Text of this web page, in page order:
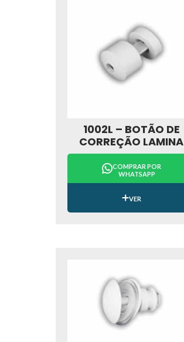
1002L – BOTÃO DE
CORREÇÃO LAMINA
COMPRAR POR
WHATSAPP
VER